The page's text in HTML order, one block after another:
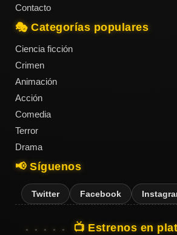
Contacto
🎭 Categorías populares
Ciencia ficción
Crimen
Animación
Acción
Comedia
Terror
Drama
📢 Síguenos
Twitter Facebook
📺 Estrenos en